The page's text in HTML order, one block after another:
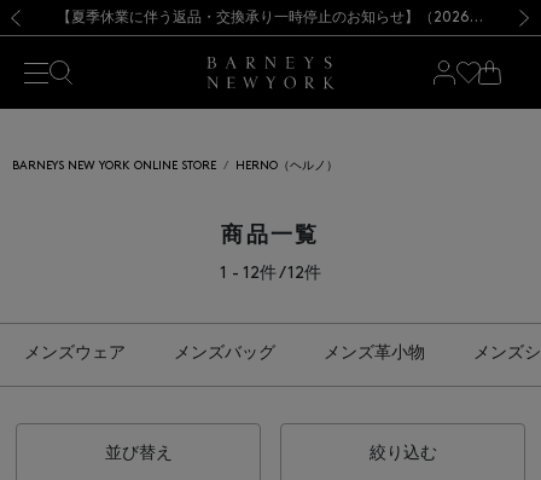
新規登録のお客様も対象！＜MY BARNEYS＞会員のお客様は11,000円（税込）以上のお買上げで常時送料無料！お買い物の際は会員登録を！
【夏季休業に伴う出荷一時停止のお知らせ】(2026.8.7) 【オンラインストア カスタマーセンター夏季休業に関するお知らせ】（2026.8.7）【夏季休業に伴う返品・交換承り一時停止のお知らせ】（2026.8.5）
熊本県を中心とした地震の影響によるお荷物のお届けについて
【開催中】SUMMER SALEのご案内・ご注意事項 新規登録のお客様も対象！＜MY BARNEYS＞会員のお客様は11,000円（税込）以上のお買上げで常時送料無料！お買い物の際は会員登録を！
【夏季休業に伴う出荷一時停止のお知らせ】(2026.8.7)
BARNEYS NEW YORK ONLINE STORE HERNO（ヘルノ）
商品一覧
1 - 12件 / 12件
メンズウェア メンズバッグ メンズ革小物 メンズ
並び替え 絞り込む